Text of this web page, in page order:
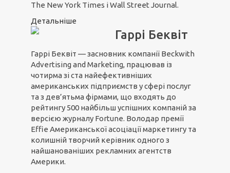
The New York Times і Wall Street Journal.
Детальніше
Гаррі Беквіт
Гаррі Беквіт — засновник компанії Beckwith
Advertising and Marketing, працював із
чотирма зі ста найефективніших
американських підприємств у сфері послуг
та з дев’ятьма фірмами, що входять до
рейтингу 500 найбільш успішних компаній за
версією журналу Fortune. Володар премії
Effie Американської асоціації маркетингу та
колишній творчий керівник одного з
найшанованіших рекламних агентств
Америки.